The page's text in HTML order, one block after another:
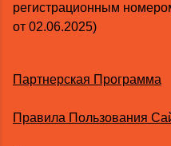
регистрационным
от 02.06.2025)
Партнерская Программа
Правила Пользования